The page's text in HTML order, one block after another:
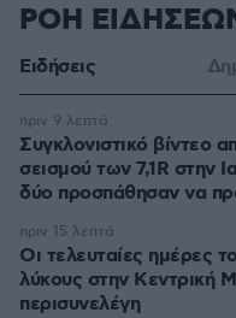
ΡΟΗ
Ειδήσεις
Συγκλονιστικό βίντεο
σεισμού των 7,1R στην
δύο προσπάθησαν να
πριν 9 λεπτά
Οι τελευταίες ημέρες
λύκους στην Κεντρική
περισυνελέγη
πριν 15 λεπτά